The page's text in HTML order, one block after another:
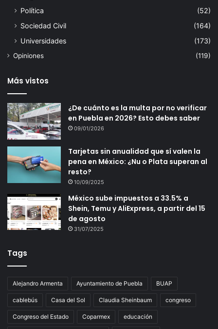
Política
(52)
Sociedad Civil
(164)
Universidades
(173)
Opiniones (119)
Más vistos
¿De cuánto es la multa por no verificar
en Puebla en 2026? Esto debes saber
09/01/2026
Tarjetas sin anualidad que sí valen la
pena en México: ¿Nu o Plata superan al
resto?
10/09/2025
México sube impuestos a 33.5% a
Shein, Temu y AliExpress, a partir del 15
de agosto
31/07/2025
Tags
Alejandro Armenta Ayuntamiento de Puebla BUAP
cablebús Casa del Sol Claudia Sheinbaum congreso
Congreso del Estado Coparmex educación